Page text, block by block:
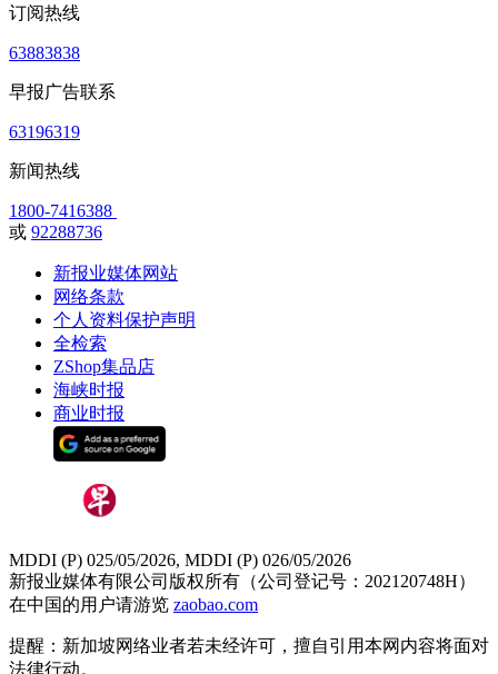
订阅热线
63883838
早报广告联系
63196319
新闻热线
1800-7416388
或 92288736
新报业媒体网站
网络条款
个人资料保护声明
全检索
ZShop集品店
海峡时报
商业时报
MDDI (P) 025/05/2026, MDDI (P) 026/05/2026
新报业媒体有限公司版权所有（公司登记号：202120748H）
在中国的用户请游览 zaobao.com
提醒：新加坡网络业者若未经许可，擅自引用本网内容将面对
法律行动。